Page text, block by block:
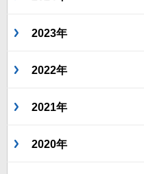
2023年
2022年
2021年
2020年